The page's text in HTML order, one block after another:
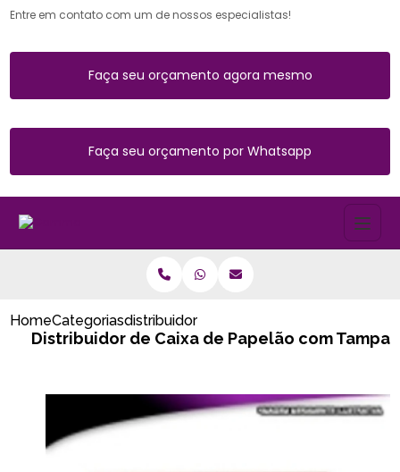
Entre em contato com um de nossos especialistas!
Faça seu orçamento agora mesmo
Faça seu orçamento por Whatsapp
HomeCategoriasdistribuidor de caixa de papelao com
Distribuidor de Caixa de Papelão com Tampa